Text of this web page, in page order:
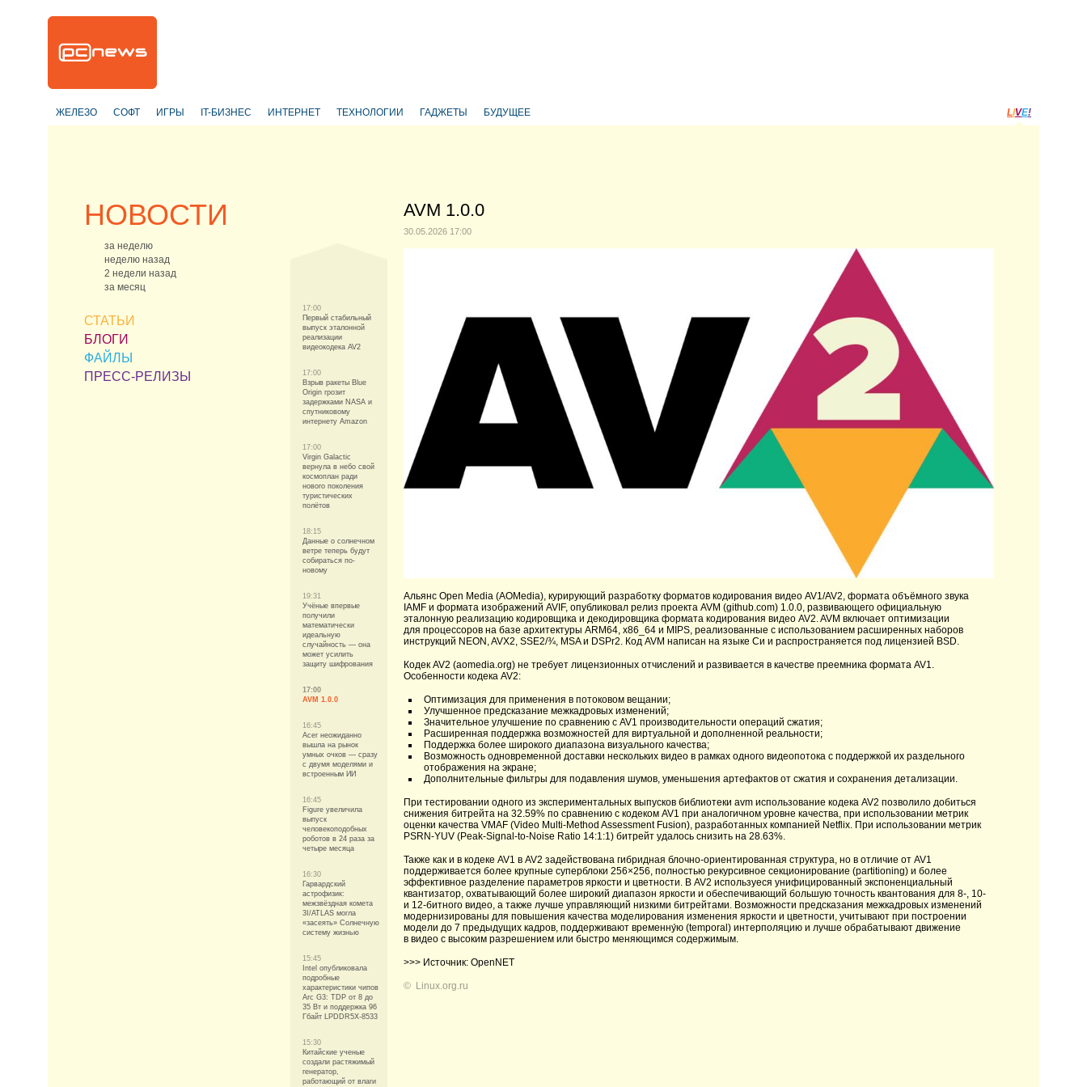
ЖЕЛЕЗО СОФТ ИГРЫ IT-БИЗНЕС ИНТЕРНЕТ ТЕХНОЛОГИИ ГАДЖЕТЫ БУДУЩЕЕ LIVE!
НОВОСТИ
за неделю
неделю назад
2 недели назад
за месяц
СТАТЬИ
БЛОГИ
ФАЙЛЫ
ПРЕСС-РЕЛИЗЫ
17:00
Первый стабильный
выпуск эталонной
реализации
видеокодека AV2
17:00
Взрыв ракеты Blue
Origin грозит
задержками NASA и
спутниковому
интернету Amazon
17:00
Virgin Galactic
вернула в небо свой
космоплан ради
нового поколения
туристических
полётов
18:15
Данные о солнечном
ветре теперь будут
собираться по-
новому
19:31
Учёные впервые
получили
математически
идеальную
случайность — она
может усилить
защиту шифрования
17:00
AVM 1.0.0
16:45
Acer неожиданно
вышла на рынок
умных очков — сразу
с двумя моделями и
встроенным ИИ
16:45
Figure увеличила
выпуск
человекоподобных
роботов в 24 раза за
четыре месяца
16:30
Гарвардский
астрофизик:
межзвёздная комета
3I/ATLAS могла
«засеять» Солнечную
систему жизнью
15:45
Intel опубликовала
подробные
характеристики чипов
Arc G3: TDP от 8 до
35 Вт и поддержка 96
Гбайт LPDDR5X-8533
15:30
Китайские ученые
создали растяжимый
генератор,
работающий от влаги
AVM 1.0.0
30.05.2026 17:00
Альянс Open Media (AOMedia), курирующий разработку форматов кодирования видео AV1/AV2, формата объёмного звука
IAMF и формата изображений AVIF, опубликовал релиз проекта AVM (github.com) 1.0.0, развивающего официальную
эталонную реализацию кодировщика и декодировщика формата кодирования видео AV2. AVM включает оптимизации
для процессоров на базе архитектуры ARM64, x86_64 и MIPS, реализованные с использованием расширенных наборов
инструкций NEON, AVX2, SSE2/¾, MSA и DSPr2. Код AVM написан на языке Си и распространяется под лицензией BSD.
Кодек AV2 (aomedia.org) не требует лицензионных отчислений и развивается в качестве преемника формата AV1.
Особенности кодека AV2:
Оптимизация для применения в потоковом вещании;
Улучшенное предсказание межкадровых изменений;
Значительное улучшение по сравнению с AV1 производительности операций сжатия;
Расширенная поддержка возможностей для виртуальной и дополненной реальности;
Поддержка более широкого диапазона визуального качества;
Возможность одновременной доставки нескольких видео в рамках одного видеопотока с поддержкой их раздельного
отображения на экране;
Дополнительные фильтры для подавления шумов, уменьшения артефактов от сжатия и сохранения детализации.
При тестировании одного из экспериментальных выпусков библиотеки avm использование кодека AV2 позволило добиться
снижения битрейта на 32.59% по сравнению с кодеком AV1 при аналогичном уровне качества, при использовании метрик
оценки качества VMAF (Video Multi-Method Assessment Fusion), разработанных компанией Netflix. При использовании метрик
PSRN-YUV (Peak-Signal-to-Noise Ratio 14:1:1) битрейт удалось снизить на 28.63%.
Также как и в кодеке AV1 в AV2 задействована гибридная блочно-ориентированная структура, но в отличие от AV1
поддерживается более крупные суперблоки 256×256, полностью рекурсивное секционирование (partitioning) и более
эффективное разделение параметров яркости и цветности. В AV2 используеся унифицированный экспоненциальный
квантизатор, охватывающий более широкий диапазон яркости и обеспечивающий большую точность квантования для 8-, 10-
и 12-битного видео, а также лучше управляющий низкими битрейтами. Возможности предсказания межкадровых изменений
модернизированы для повышения качества моделирования изменения яркости и цветности, учитывают при построении
модели до 7 предыдущих кадров, поддерживают временну́ю (temporal) интерполяцию и лучше обрабатывают движение
в видео с высоким разрешением или быстро меняющимся содержимым.
>>> Источник: OpenNET
© Linux.org.ru